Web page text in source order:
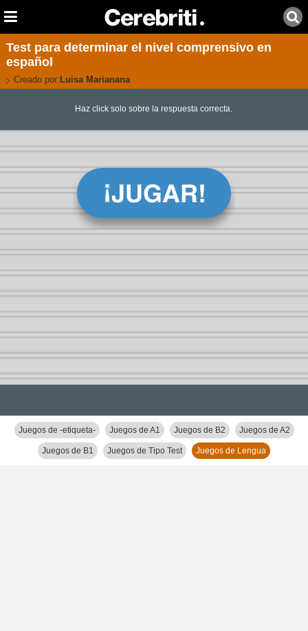
Test para determinar el nivel comprensivo en
español
Creado por: Luisa Marianana
Haz click solo sobre la respuesta correcta.
Juegos de -etiqueta- Juegos de A1 Juegos de B2 Juegos de A2
Juegos de B1 Juegos de Tipo Test Juegos de Lengua